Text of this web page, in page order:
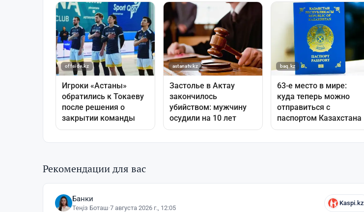
Рекомендации для вас
Банки
Теңіз Боташ·7 августа 2026 г., 12:05
Kaspi.kz